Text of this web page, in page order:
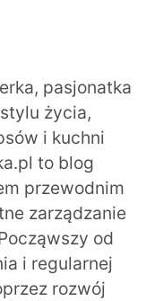
pasjonatka
życia,
i kuchni
to blog
przewodnim
zarządzanie
od
i regularnej
rozwój